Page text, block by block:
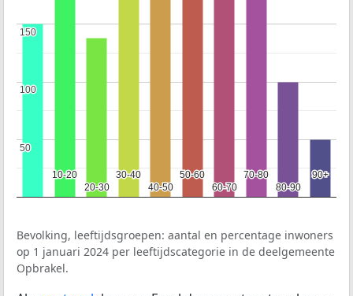
10-20
10-20
20-30
20-30
30-40
30-40
40-50
40-50
50-60
50-60
60-70
60-70
70-80
70-80
80-90
80-90
90+
90+
50
50
100
100
150
150
Bevolking, leeftijdsgroepen: aantal en percentage inwoners
op 1 januari 2024 per leeftijdscategorie in de deelgemeente
Opbrakel.